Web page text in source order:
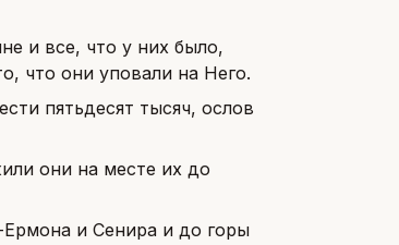
и все, что у них было,
что они уповали на Него.
пятьдесят тысяч, ослов
они на месте их до
и Сенира и до горы